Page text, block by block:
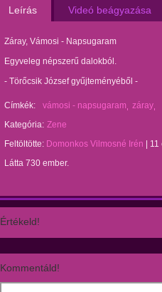
Leírás Videó beágyazása
Záray, Vámosi - Napsugaram
Egyveleg népszerű dalokból.
- Törőcsik József gyűjteményéből -
Címkék: vámosi - napsugaram
záray
Kategória: Zene
Feltöltötte: Domonkos Vilmosné Irén
11
Látta 730 ember.
Értékeld!
Kommentáld!